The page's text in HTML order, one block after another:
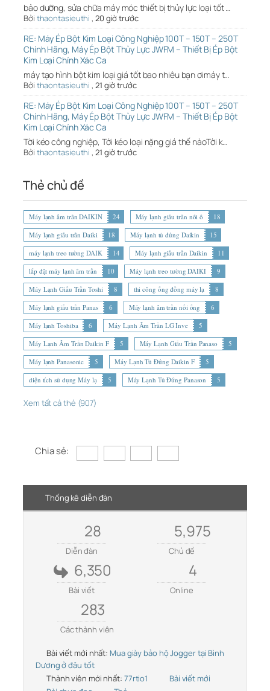
bảo dưỡng, sửa chữa máy móc thiết bị thủy lực loại tốt …
Bởi thaontasieuthi , 20 giờ trước
RE: Máy Ép Bột Kim Loại Công Nghiệp 100T – 150T – 250T
Chính Hãng, Máy Ép Bột Thủy Lực JWFM – Thiết Bị Ép Bột
Kim Loại Chính Xác Ca
máy tạo hình bột kim loại giá tốt bao nhiêu bạn ơimáy t…
Bởi thaontasieuthi , 21 giờ trước
RE: Máy Ép Bột Kim Loại Công Nghiệp 100T – 150T – 250T
Chính Hãng, Máy Ép Bột Thủy Lực JWFM – Thiết Bị Ép Bột
Kim Loại Chính Xác Ca
Tời kéo công nghiệp, Tới kéo loại nặng giá thế nàoTời k…
Bởi thaontasieuthi , 21 giờ trước
Thẻ chủ đề
Máy lạnh âm trần DAIKIN 24 Máy lạnh giấu trần nối ố
18
Máy lạnh giấu trần Daiki
18 Máy lạnh tủ đứng Daikin
15
máy lạnh treo tường DAIK
14 Máy lạnh giấu trần Daikin
11
lắp đặt máy lạnh âm trần
10 Máy lạnh treo tường DAIKI
9
Máy Lạnh Giấu Trần Toshi
8 thi công ống đồng máy lạ
8
Máy lạnh giấu trần Panas
6 Máy lạnh âm trần nối ống
6
Máy lạnh Toshiba
6 Máy Lạnh Âm Trần LG Inve
5
Máy Lạnh Âm Trần Daikin F
5 Máy Lạnh Giấu Trần Panaso
5
Máy lạnh Panasonic
5 Máy Lạnh Tủ Đứng Daikin F
5
diện tích sử dụng Máy lạ
5 Máy Lạnh Tủ Đứng Panason 5
Xem tất cả thẻ (907)
Chia sẻ:
Thống kê diễn đàn
28
Diễn đàn
5,975
Chủ đề
6,350
Bài viết
4
Online
283
Các thành viên
Bài viết mới nhất: Mua giày bảo hộ Jogger tại Bình
Dương ở đâu tốt
Thành viên mới nhất: 77rtio1
Bài viết mới